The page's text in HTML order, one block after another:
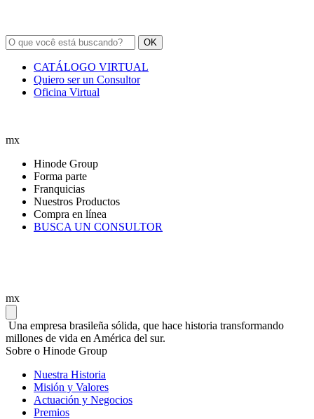
OK
CATÁLOGO VIRTUAL
Quiero ser un Consultor
Oficina Virtual
mx
Hinode Group
Forma parte
Franquicias
Nuestros Productos
Compra en línea
BUSCA UN CONSULTOR
mx
Una empresa brasileña sólida, que hace historia transformando
millones de vida en América del sur.
Sobre o Hinode Group
Nuestra Historia
Misión y Valores
Actuación y Negocios
Premios